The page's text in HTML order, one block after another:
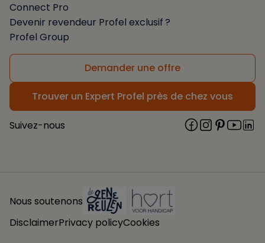
Connect Pro
Devenir revendeur Profel exclusif ?
Profel Group
Demander une offre
Trouver un Expert Profel près de chez vous
Suivez-nous
Nous soutenons
DisclaimerPrivacy policyCookies